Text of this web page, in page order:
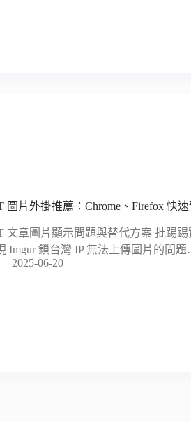
圖片外掛推薦：Chrome、Firefox 快
文章圖片顯示問題與替代方案 批踢
Imgur 鎖台灣 IP 無法上傳圖片的問
2025-06-20